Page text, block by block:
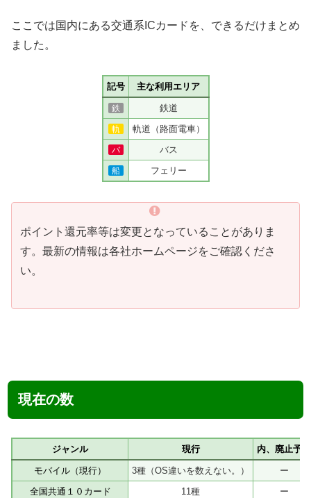
ここでは国内にある交通系ICカードを、できるだけまとめ
ました。
記号 主な利用エリア
鉄 鉄道
軌 軌道（路面電車）
バ バス
船 フェリー
ポイント還元率等は変更となっていることがありま
す。最新の情報は各社ホームページをご確認くださ
い。
現在の数
ジャンル 現行 内、廃止予定
モバイル（現行） 3種（OS違いを数えない。）
ー
全国共通１０カード
11種
ー